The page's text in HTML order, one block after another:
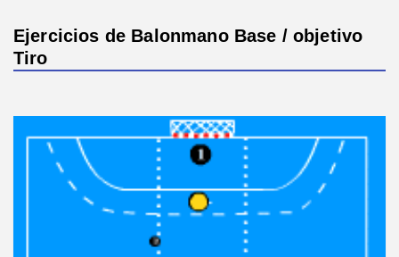
Ejercicios de Balonmano Base / objetivo
Tiro